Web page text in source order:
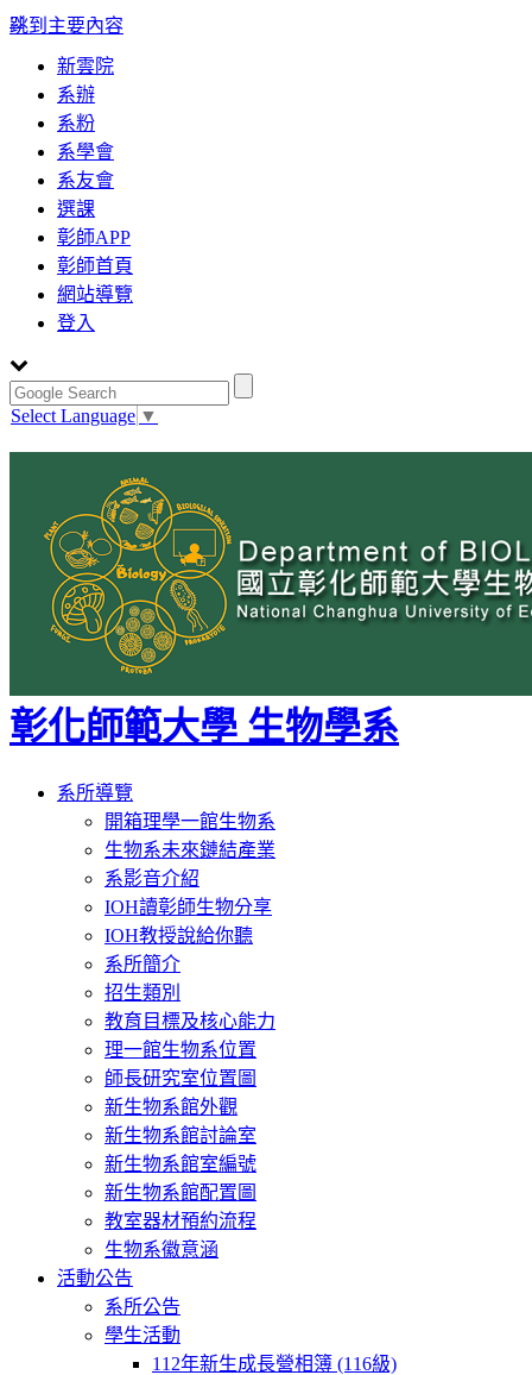
跳到主要內容
:::
新雲院
系辦
系粉
系學會
系友會
選課
彰師APP
彰師首頁
網站導覽
登入
Select Language ▼
彰化師範大學 生物學系
Toggle
navigation
系所導覽
開箱理學一館生物系
生物系未來鏈結產業
系影音介紹
IOH讀彰師生物分享
IOH教授說給你聽
系所簡介
招生類別
教育目標及核心能力
理一館生物系位置
師長研究室位置圖
新生物系館外觀
新生物系館討論室
新生物系館室編號
新生物系館配置圖
教室器材預約流程
生物系徽意涵
活動公告
系所公告
學生活動
112年新生成長營相簿 (116級)